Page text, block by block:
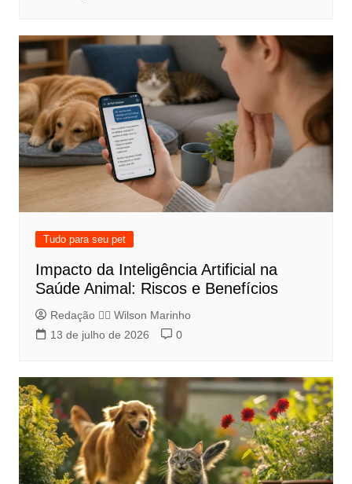
Tudo para seu pet
Impacto da Inteligência Artificial na
Saúde Animal: Riscos e Benefícios
Redação 👨‍⚖️​ Wilson Marinho
13 de julho de 2026
0